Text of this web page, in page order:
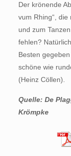
Der krönende
vum Rhing“,
und zum
fehlen?
Besten
schöne wie
(Heinz Cöllen).
Quelle: De
Krömpke